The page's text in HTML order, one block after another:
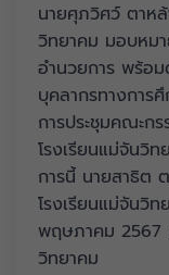
นายศุภวิศว์ ตาหล้
วิทยาคม มอบหม
อำนวยการ พร้อ
บุคลากรทางการศึ
การประชุมคณะก
โรงเรียนแม่จันวิ
การนี้ นายสาธิต
โรงเรียนแม่จันวิ
พฤษภาคม
วิทยาคม